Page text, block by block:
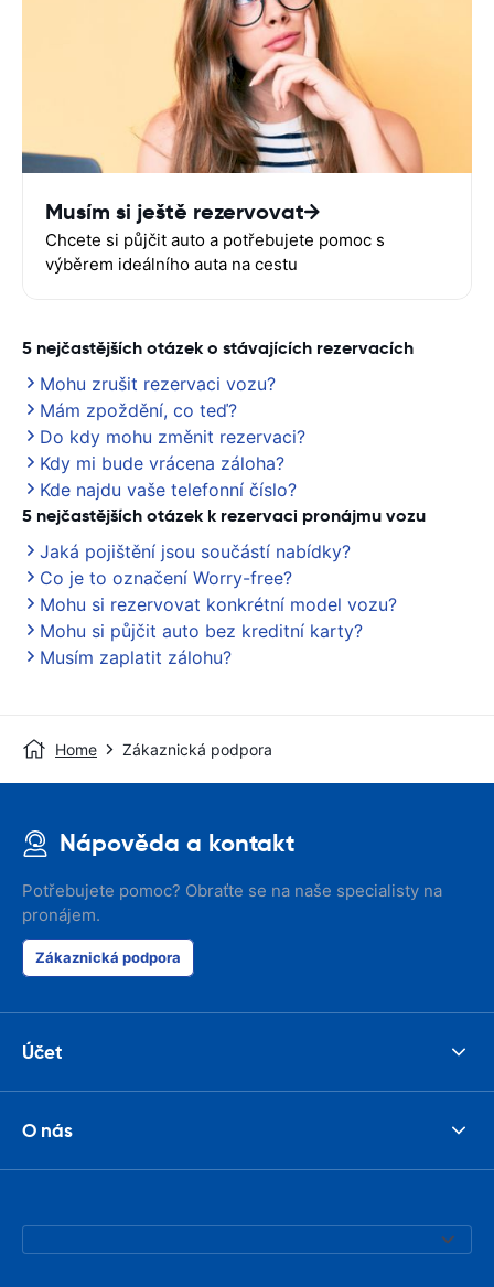
Musím si ještě rezervovat
Chcete si půjčit auto a potřebujete pomoc s
výběrem ideálního auta na cestu
5 nejčastějších otázek o stávajících rezervacích
Mohu zrušit rezervaci vozu?
Mám zpoždění, co teď?
Do kdy mohu změnit rezervaci?
Kdy mi bude vrácena záloha?
Kde najdu vaše telefonní číslo?
5 nejčastějších otázek k rezervaci pronájmu vozu
Jaká pojištění jsou součástí nabídky?
Co je to označení Worry-free?
Mohu si rezervovat konkrétní model vozu?
Mohu si půjčit auto bez kreditní karty?
Musím zaplatit zálohu?
Home Zákaznická podpora
Nápověda a kontakt
Potřebujete pomoc? Obraťte se na naše specialisty na
pronájem.
Zákaznická podpora
Účet
O nás